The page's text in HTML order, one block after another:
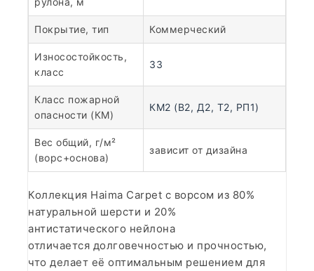
Покрытие, тип Коммерческий
Износостойкость,
класс
33
Класс пожарной
опасности (КМ)
КМ2 (В2, Д2, Т2, РП1)
Вес общий, г/м²
(ворс+основа)
зависит от дизайна
Коллекция Haima Carpet с ворсом из 80%
натуральной шерсти и 20%
антистатического нейлона
отличается долговечностью и прочностью,
что делает её оптимальным решением для